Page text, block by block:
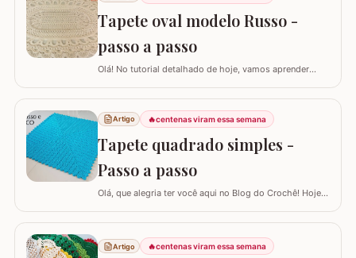
Tapete oval modelo Russo -
passo a passo
Olá! No tutorial detalhado de hoje, vamos aprender
RUSSO. Recentemente, postamos aqui no blog a versão
redonda deste modelo, e você pode conferir clicando
AQUI. Este é um trabalho clássico que combina com
vários ambientes e é uma excelente…
Artigo 🔥centenas viram essa semana
Tapete quadrado simples -
Passo a passo
Olá, que alegria ter você aqui no Blog do Crochê! Hoje
juntos o TAPETE QUADRADO SIMPLES. Este é um
modelo clássico, super fácil de executar e muito
versátil, pois permite que você adapte o tamanho
Artigo 🔥centenas viram essa semana